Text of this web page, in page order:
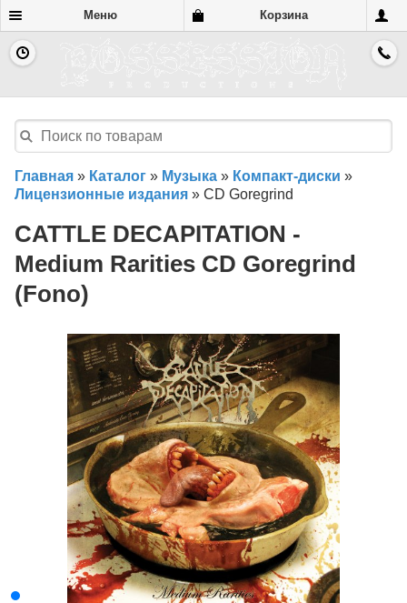
Меню Корзина
Главная » Каталог » Музыка » Компакт-диски »
Лицензионные издания » CD Goregrind
CATTLE DECAPITATION -
Medium Rarities CD Goregrind
(Fono)